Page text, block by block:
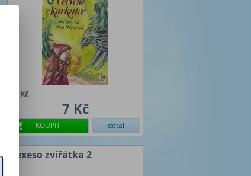
10 Kč
7 Kč
KOUPIT detail
Pexeso zvířátka 2